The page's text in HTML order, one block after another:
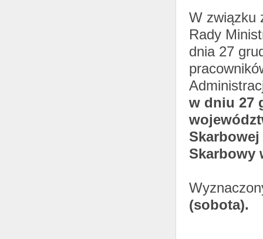
W związku
Rady
dnia 27
w dniu 27
Skarbowy
(sobota).